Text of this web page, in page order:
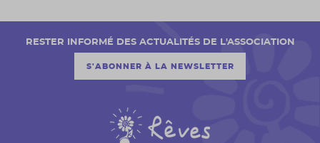
RESTER INFORMÉ DES ACTUALITÉS DE L'ASSOCIATION
S'ABONNER À LA NEWSLETTER